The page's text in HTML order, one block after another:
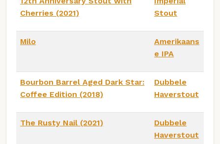
Cherries (2021)
Stout
Milo
Amerikaans
e IPA
Bourbon Barrel Aged Dark Star:
Coffee Edition (2018)
Dubbele
Haverstout
The Rusty Nail (2021)
Dubbele
Haverstout